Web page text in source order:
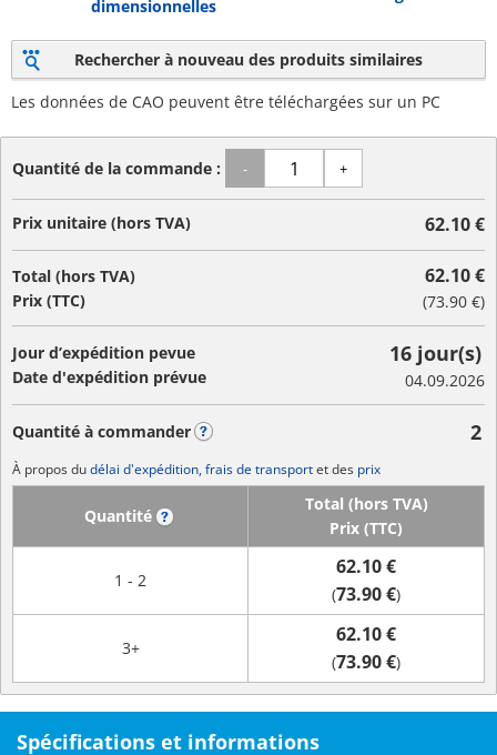
dimensionnelles
Rechercher à nouveau des produits similaires
Les données de CAO peuvent être téléchargées sur un PC
Quantité de la commande : - +
Prix unitaire (hors TVA) 62.10 €
Total (hors TVA)
Prix (TTC)
62.10 €
(73.90 €)
Jour d’expédition pevue
Date d'expédition prévue
16 jour(s)
04.09.2026
Quantité à commander 2
À propos dudélai d'expédition, frais de transportet des prix
Quantité
Total (hors TVA)
Prix (TTC)
1 - 2
62.10 €
(73.90 €)
3+
62.10 €
(73.90 €)
Spécifications et informations